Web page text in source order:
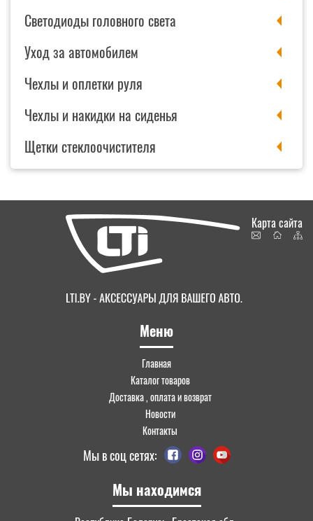
Светодиоды головного света
Уход за автомобилем
Чехлы и оплетки руля
Чехлы и накидки на сиденья
Щетки стеклоочистителя
Мы находимся
Меню
Главная
Каталог товаров
Доставка , оплата и возврат
Новости
Контакты
Мы в соц сетях:
Карта сайта